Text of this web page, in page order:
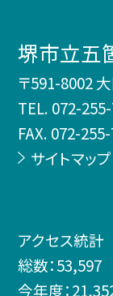
堺市立五
〒591-8002
TEL. 072-
FAX. 072-
サイトマップ
アクセス統計
総数：53,597
今年度：